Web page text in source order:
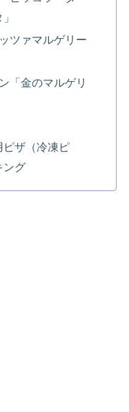
ツァマルゲリー
「金のマルゲリ
ピザ（冷凍ピ
ング